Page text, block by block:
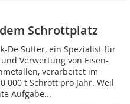
Schrottplatz
De Sutter, ein Spezialist für
Verwertung von Eisen-
verarbeitet im
000 t Schrott pro Jahr. Weil
Aufgabe...